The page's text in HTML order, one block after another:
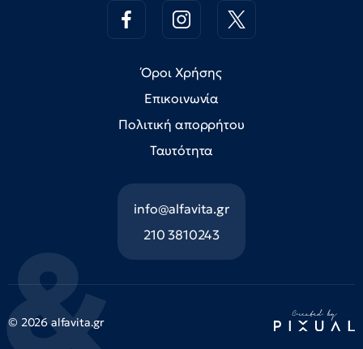
Όροι Χρήσης
Επικοινωνία
Πολιτική απορρήτου
Ταυτότητα
info@alfavita.gr
210 3810243
© 2026 alfavita.gr